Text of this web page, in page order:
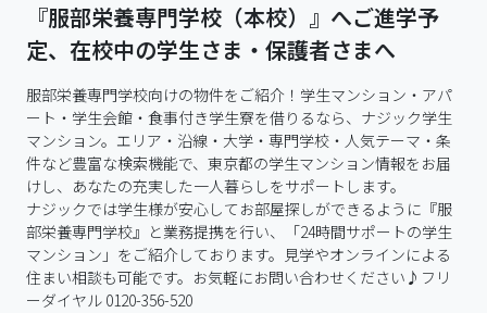
『服部栄養専門学校（本校）』へご進学予
定、在校中の学生さま・保護者さまへ
服部栄養専門学校向けの物件をご紹介！学生マンション・アパ
ート・学生会館・食事付き学生寮を借りるなら、ナジック学生
マンション。エリア・沿線・大学・専門学校・人気テーマ・条
件など豊富な検索機能で、東京都の学生マンション情報をお届
けし、あなたの充実した一人暮らしをサポートします。
ナジックでは学生様が安心してお部屋探しができるように『服
部栄養専門学校』と業務提携を行い、「24時間サポートの学生
マンション」をご紹介しております。見学やオンラインによる
住まい相談も可能です。お気軽にお問い合わせください♪フリ
ーダイヤル 0120-356-520